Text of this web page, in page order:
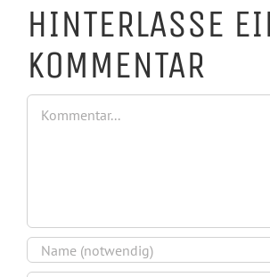
HINTERLASSE
KOMMENTAR
Kommentar